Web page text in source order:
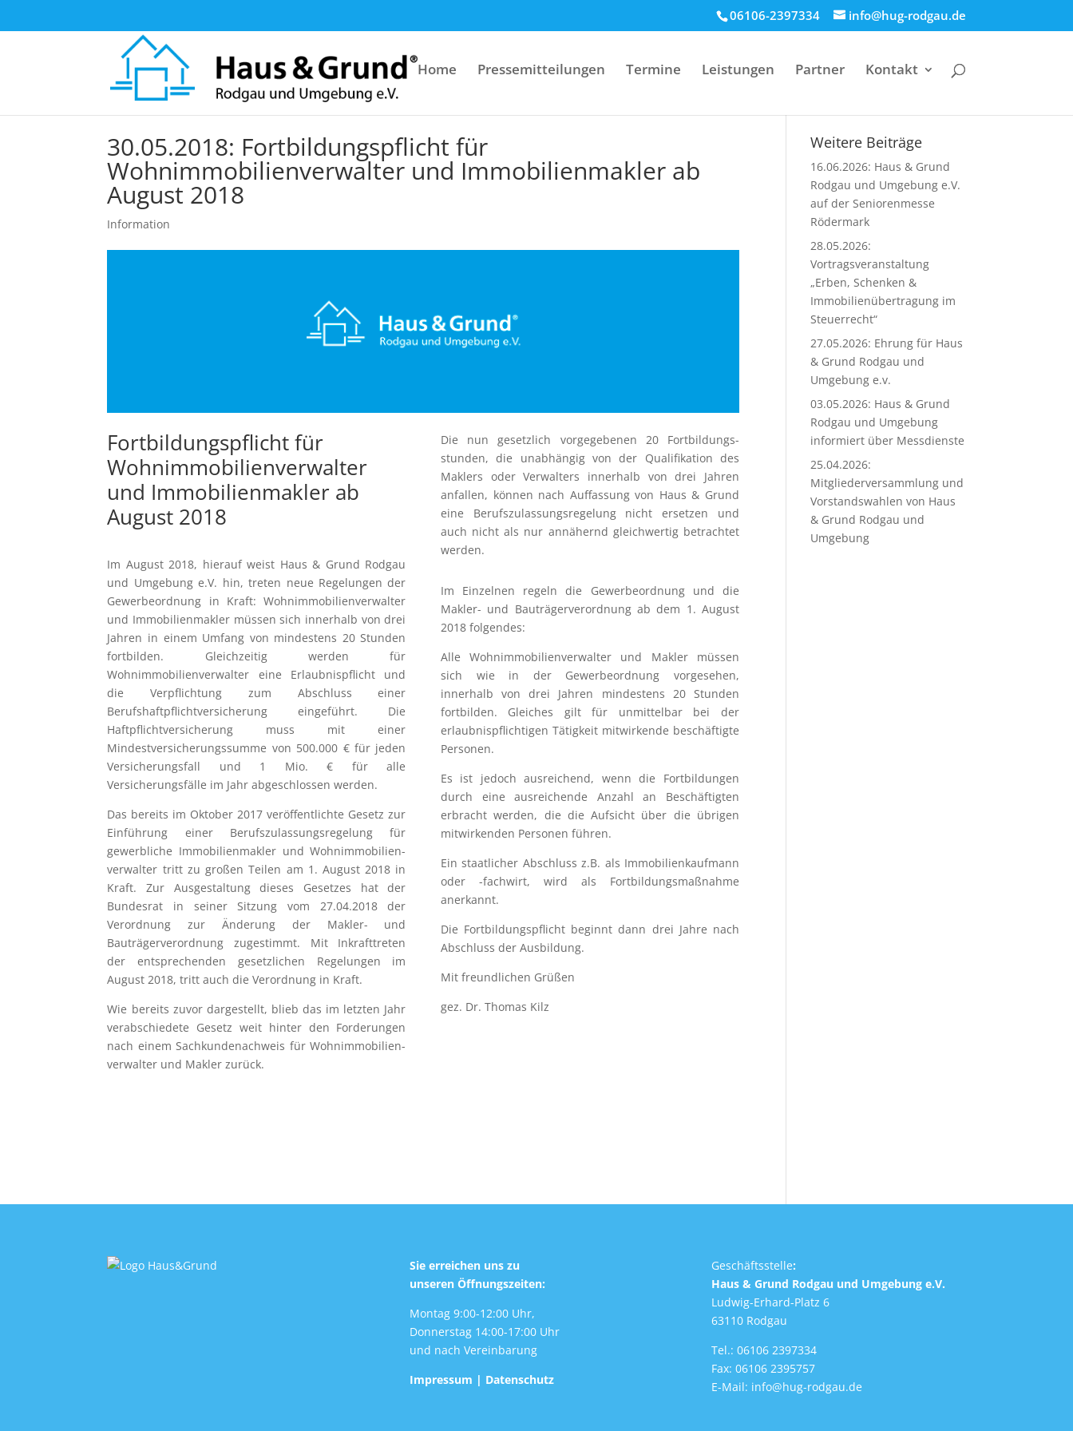
06106-2397334 info@hug-rodgau.de
Home Pressemitteilungen Termine Leistungen Partner Kontakt
30.05.2018: Fortbildungspflicht für
Wohnimmobilienverwalter und Immobilienmakler ab
August 2018
Information
Fortbildungspflicht für
Wohnimmobilienverwalter
und Immobilienmakler ab
August 2018
Im August 2018, hierauf weist Haus & Grund Rodgau
und Umgebung e.V. hin, treten neue Regelungen der
Gewerbeordnung in Kraft: Wohnimmobilienverwalter
und Immobilienmakler müssen sich innerhalb von drei
Jahren in einem Umfang von mindestens 20 Stunden
fortbilden. Gleichzeitig werden für
Wohnimmobilienverwalter eine Erlaubnispflicht und
die Verpflichtung zum Abschluss einer
Berufshaftpflichtversicherung eingeführt. Die
Haftpflichtversicherung muss mit einer
Mindestversicherungssumme von 500.000 € für jeden
Versicherungsfall und 1 Mio. € für alle
Versicherungsfälle im Jahr abgeschlossen werden.
Das bereits im Oktober 2017 veröffentlichte Gesetz zur
Einführung einer Berufszulassungsregelung für
gewerbliche Immobilienmakler und Wohnimmobilien­
verwalter tritt zu großen Teilen am 1. August 2018 in
Kraft. Zur Ausgestaltung dieses Gesetzes hat der
Bundesrat in seiner Sitzung vom 27.04.2018 der
Verordnung zur Änderung der Makler- und
Bauträgerverordnung zugestimmt. Mit Inkrafttreten
der entsprechenden gesetzlichen Regelungen im
August 2018, tritt auch die Verordnung in Kraft.
Wie bereits zuvor dargestellt, blieb das im letzten Jahr
verabschiedete Gesetz weit hinter den Forderungen
nach einem Sachkundenachweis für Wohnimmobilien­
verwalter und Makler zurück.
Die nun gesetzlich vorgegebenen 20 Fortbildungs­
stunden, die unabhängig von der Qualifikation des
Maklers oder Verwalters innerhalb von drei Jahren
anfallen, können nach Auffassung von Haus & Grund
eine Berufszulassungsregelung nicht ersetzen und
auch nicht als nur annähernd gleichwertig betrachtet
werden.
Im Einzelnen regeln die Gewerbeordnung und die
Makler- und Bauträgerverordnung ab dem 1. August
2018 folgendes:
Alle Wohnimmobilienverwalter und Makler müssen
sich wie in der Gewerbeordnung vorgesehen,
innerhalb von drei Jahren mindestens 20 Stunden
fortbilden. Gleiches gilt für unmittelbar bei der
erlaubnispflichtigen Tätigkeit mitwirkende beschäftigte
Personen.
Es ist jedoch ausreichend, wenn die Fortbildungen
durch eine ausreichende Anzahl an Beschäftigten
erbracht werden, die die Aufsicht über die übrigen
mitwirkenden Personen führen.
Ein staatlicher Abschluss z.B. als Immobilienkaufmann
oder -fachwirt, wird als Fortbildungsmaßnahme
anerkannt.
Die Fortbildungspflicht beginnt dann drei Jahre nach
Abschluss der Ausbildung.
Mit freundlichen Grüßen
gez. Dr. Thomas Kilz
Weitere Beiträge
16.06.2026: Haus & Grund
Rodgau und Umgebung e.V.
auf der Seniorenmesse
Rödermark
28.05.2026:
Vortragsveranstaltung
„Erben, Schenken &
Immobilienübertragung im
Steuerrecht“
27.05.2026: Ehrung für Haus
& Grund Rodgau und
Umgebung e.v.
03.05.2026: Haus & Grund
Rodgau und Umgebung
informiert über Messdienste
25.04.2026:
Mitgliederversammlung und
Vorstandswahlen von Haus
& Grund Rodgau und
Umgebung
Sie erreichen uns zu
unseren Öffnungszeiten:
Montag 9:00-12:00 Uhr,
Donnerstag 14:00-17:00 Uhr
und nach Vereinbarung
Impressum | Datenschutz
Geschäftsstelle:
Haus & Grund Rodgau und Umgebung e.V.
Ludwig-Erhard-Platz 6
63110 Rodgau
Tel.: 06106 2397334
Fax: 06106 2395757
E-Mail: info@hug-rodgau.de